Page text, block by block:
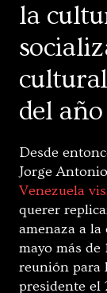
la
del
Desde
Jorge
Venezuela
querer
amenaza a
mayo más
reunión para
presidente el